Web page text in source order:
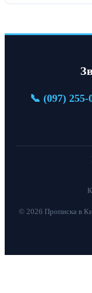
📞 (097) 255-
© 2026 Прописка в